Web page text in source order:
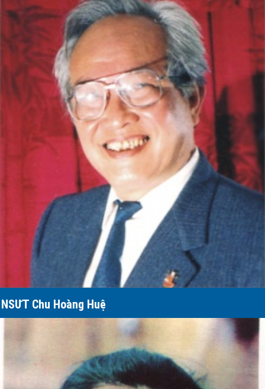
NSƯT Chu Hoàng Huệ